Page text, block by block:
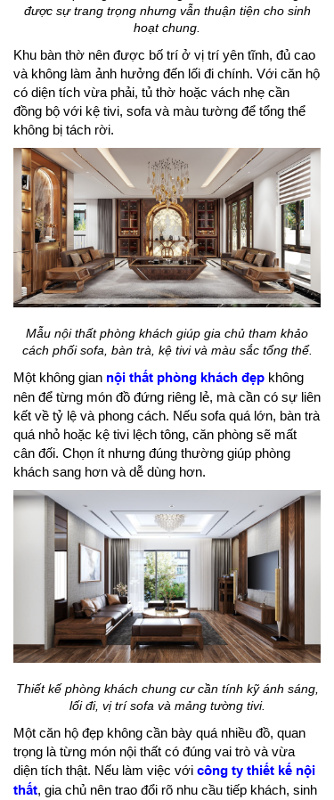
được sự trang trọng nhưng vẫn thuận tiện cho sinh
hoạt chung.
Khu bàn thờ nên được bố trí ở vị trí yên tĩnh, đủ cao
và không làm ảnh hưởng đến lối đi chính. Với căn hộ
có diện tích vừa phải, tủ thờ hoặc vách nhẹ cần
đồng bộ với kệ tivi, sofa và màu tường để tổng thể
không bị tách rời.
Mẫu nội thất phòng khách giúp gia chủ tham khảo
cách phối sofa, bàn trà, kệ tivi và màu sắc tổng thể.
Một không gian nội thất phòng khách đẹp không
nên để từng món đồ đứng riêng lẻ, mà cần có sự liên
kết về tỷ lệ và phong cách. Nếu sofa quá lớn, bàn trà
quá nhỏ hoặc kệ tivi lệch tông, căn phòng sẽ mất
cân đối. Chọn ít nhưng đúng thường giúp phòng
khách sang hơn và dễ dùng hơn.
Thiết kế phòng khách chung cư cần tính kỹ ánh sáng,
lối đi, vị trí sofa và mảng tường tivi.
Một căn hộ đẹp không cần bày quá nhiều đồ, quan
trọng là từng món nội thất có đúng vai trò và vừa
diện tích thật. Nếu làm việc với công ty thiết kế nội
thất, gia chủ nên trao đổi rõ nhu cầu tiếp khách, sinh